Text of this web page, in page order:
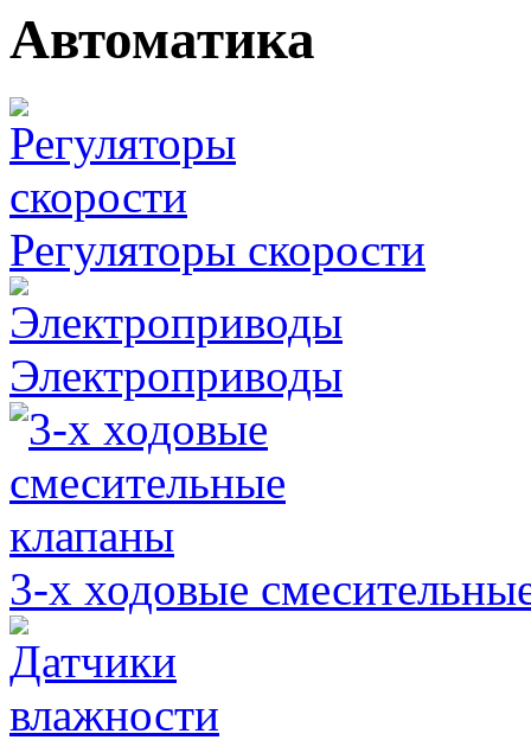
Автоматика
Регуляторы скорости
Электроприводы
3-х ходовые